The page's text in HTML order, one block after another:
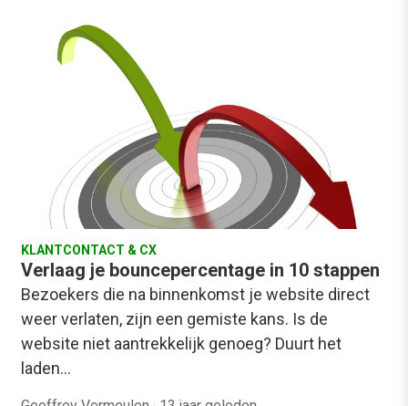
KLANTCONTACT & CX
Verlaag je bouncepercentage in 10 stappen
Bezoekers die na binnenkomst je website direct
weer verlaten, zijn een gemiste kans. Is de
website niet aantrekkelijk genoeg? Duurt het
laden…